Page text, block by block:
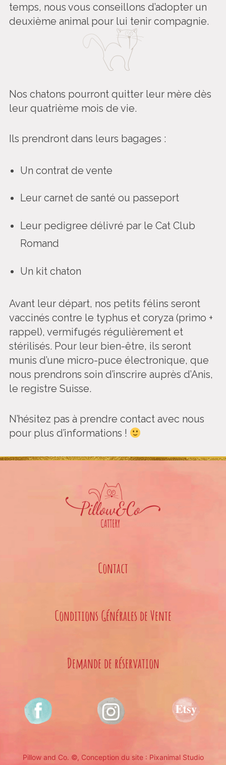
temps, nous vous conseillons d’adopter un
deuxième animal pour lui tenir compagnie.
Nos chatons pourront quitter leur mère dès
leur quatrième mois de vie.
Ils prendront dans leurs bagages :
Un contrat de vente
Leur carnet de santé ou passeport
Leur pedigree délivré par le Cat Club
Romand
Un kit chaton
Avant leur départ, nos petits félins seront
vaccinés contre le typhus et coryza (primo +
rappel), vermifugés régulièrement et
stérilisés. Pour leur bien-être, ils seront
munis d’une micro-puce électronique, que
nous prendrons soin d’inscrire auprès d’Anis,
le registre Suisse.
N’hésitez pas à prendre contact avec nous
pour plus d’informations !
Contact
Conditions Générales de Vente
Demande de réservation
Pillow and Co. ©, Conception du site : Pixanimal Studio